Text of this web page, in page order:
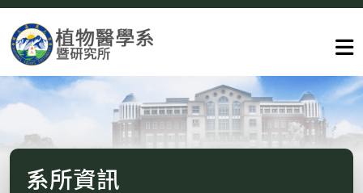
系所資訊